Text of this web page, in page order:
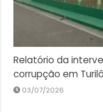
Relatório da
corrupção em
03/07/2026